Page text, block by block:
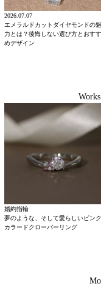
2026.07.07
エメラルドカットダイヤモンドの魅
力とは？後悔しない選び方とおすす
めデザイン
婚約指輪
夢のような、そして愛らしいピンク
カラードクローバーリング